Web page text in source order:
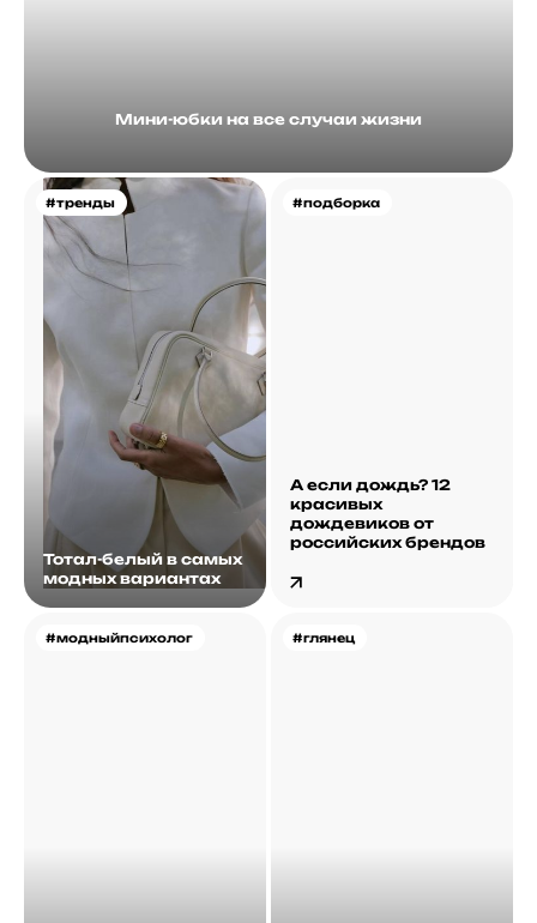
Мини-юбки на все случаи жизни
#тренды
Тотал-белый в самых
модных вариантах
#подборка
А если дождь? 12
красивых
дождевиков от
российских брендов
#модныйпсихолог #глянец